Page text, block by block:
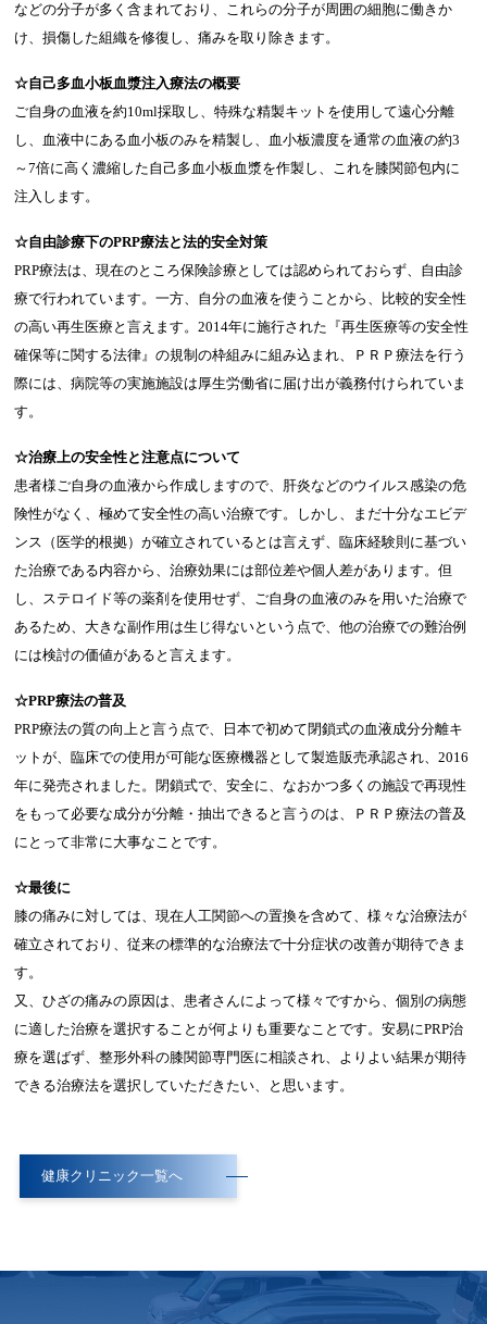
などの分子が多く含まれており、これらの分子が周囲の細胞に働きか
け、損傷した組織を修復し、痛みを取り除きます。
☆自己多血小板血漿注入療法の概要
ご自身の血液を約10ml採取し、特殊な精製キットを使用して遠心分離
し、血液中にある血小板のみを精製し、血小板濃度を通常の血液の約3
～7倍に高く濃縮した自己多血小板血漿を作製し、これを膝関節包内に
注入します。
☆自由診療下のPRP療法と法的安全対策
PRP療法は、現在のところ保険診療としては認められておらず、自由診
療で行われています。一方、自分の血液を使うことから、比較的安全性
の高い再生医療と言えます。2014年に施行された『再生医療等の安全性
確保等に関する法律』の規制の枠組みに組み込まれ、ＰＲＰ療法を行う
際には、病院等の実施施設は厚生労働省に届け出が義務付けられていま
す。
☆治療上の安全性と注意点について
患者様ご自身の血液から作成しますので、肝炎などのウイルス感染の危
険性がなく、極めて安全性の高い治療です。しかし、まだ十分なエビデ
ンス（医学的根拠）が確立されているとは言えず、臨床経験則に基づい
た治療である内容から、治療効果には部位差や個人差があります。但
し、ステロイド等の薬剤を使用せず、ご自身の血液のみを用いた治療で
あるため、大きな副作用は生じ得ないという点で、他の治療での難治例
には検討の価値があると言えます。
☆PRP療法の普及
PRP療法の質の向上と言う点で、日本で初めて閉鎖式の血液成分分離キ
ットが、臨床での使用が可能な医療機器として製造販売承認され、2016
年に発売されました。閉鎖式で、安全に、なおかつ多くの施設で再現性
をもって必要な成分が分離・抽出できると言うのは、ＰＲＰ療法の普及
にとって非常に大事なことです。
☆最後に
膝の痛みに対しては、現在人工関節への置換を含めて、様々な治療法が
確立されており、従来の標準的な治療法で十分症状の改善が期待できま
す。
又、ひざの痛みの原因は、患者さんによって様々ですから、個別の病態
に適した治療を選択することが何よりも重要なことです。安易にPRP治
療を選ばず、整形外科の膝関節専門医に相談され、よりよい結果が期待
できる治療法を選択していただきたい、と思います。
健康クリニック一覧へ